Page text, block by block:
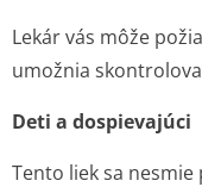
Lekár vás môže
umožnia
Deti a dospievajúci
Tento liek sa